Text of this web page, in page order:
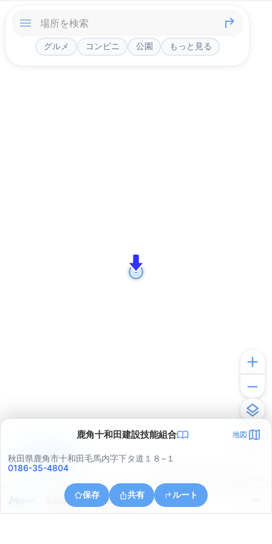
グルメ コンビニ 公園 もっと見る
鹿角十和田建設技能組合 地図
秋田県鹿角市十和田毛馬内字下タ道１８−１
0186-35-4804
保存 共有 ルート
秋田県鹿角市十和田山根長者久保
アプリで見る